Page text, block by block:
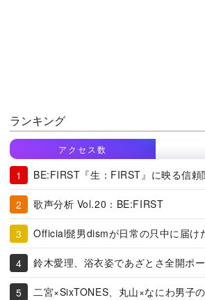
ランキング
アクセス数
BE:FIRST『生：FIRST』に映る信頼
歌声分析 Vol.20：BE:FIRST
Official髭男dismが日常の只中に届け
鈴木愛理、浴衣姿であざとさ全開ポ
二宮×SixTONES、丸山×なにわ男子